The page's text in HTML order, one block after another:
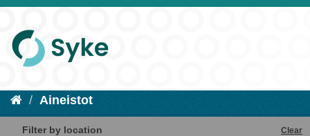
Aineistot
Filter by location Clear